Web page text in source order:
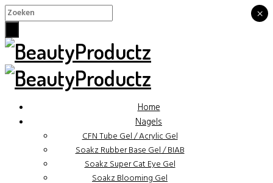
Home
Nagels
CFN Tube Gel / Acrylic Gel
Soakz Rubber Base Gel / BIAB
Soakz Super Cat Eye Gel
Soakz Blooming Gel
×